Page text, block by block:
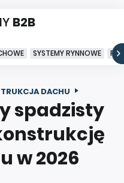
B2B
SYSTEMY RYNNOWE
DACHU
spadzisty
w 2026